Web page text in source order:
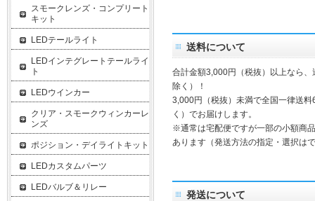
送料について
合計金額3,000円（税抜）以上なら
除く）！
3,000円（税抜）未満で全国一律送
く）でお届けします。
※通常は宅配便ですが一部の小額商
あります（発送方法の指定・選択は
発送について
スモークレンズ・コンプリート
キット
LEDテールライト
LEDインテグレートテールライ
ト
LEDウインカー
クリア・スモークウィンカーレ
ンズ
ポジション・デイライトキット
LEDカスタムパーツ
LEDバルブ＆リレー